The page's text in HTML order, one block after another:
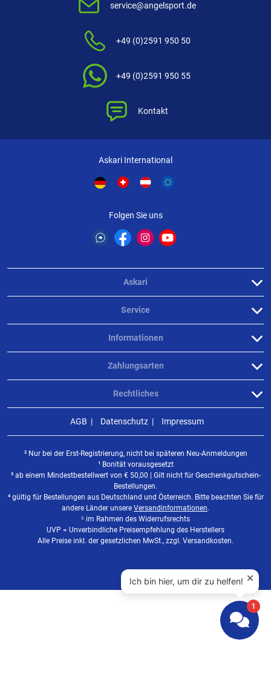
service@angelsport.de
+49 (0)2591 950 50
+49 (0)2591 950 55
Kontakt
Askari International
Folgen Sie uns
Askari
Service
Informationen
Rechtliches
Zahlungsarten
AGB Datenschutz Impressum
² Nur bei der Erst-Registrierung, nicht bei späteren Neu-Anmeldungen
¹ Bonität vorausgesetzt
³ ab einem Mindestbestellwert von € 50,00 | Gilt nicht für Geschenkgutschein-
Bestellungen.
⁴ gültig für Bestellungen aus Deutschland und Österreich. Bitte beachten Sie für
andere Länder unsere Versandinformationen.
⁵ im Rahmen des Widerrufsrechts
UVP = Unverbindliche Preisempfehlung des Herstellers
Alle Preise inkl. der gesetzlichen MwSt., zzgl. Versandkosten.